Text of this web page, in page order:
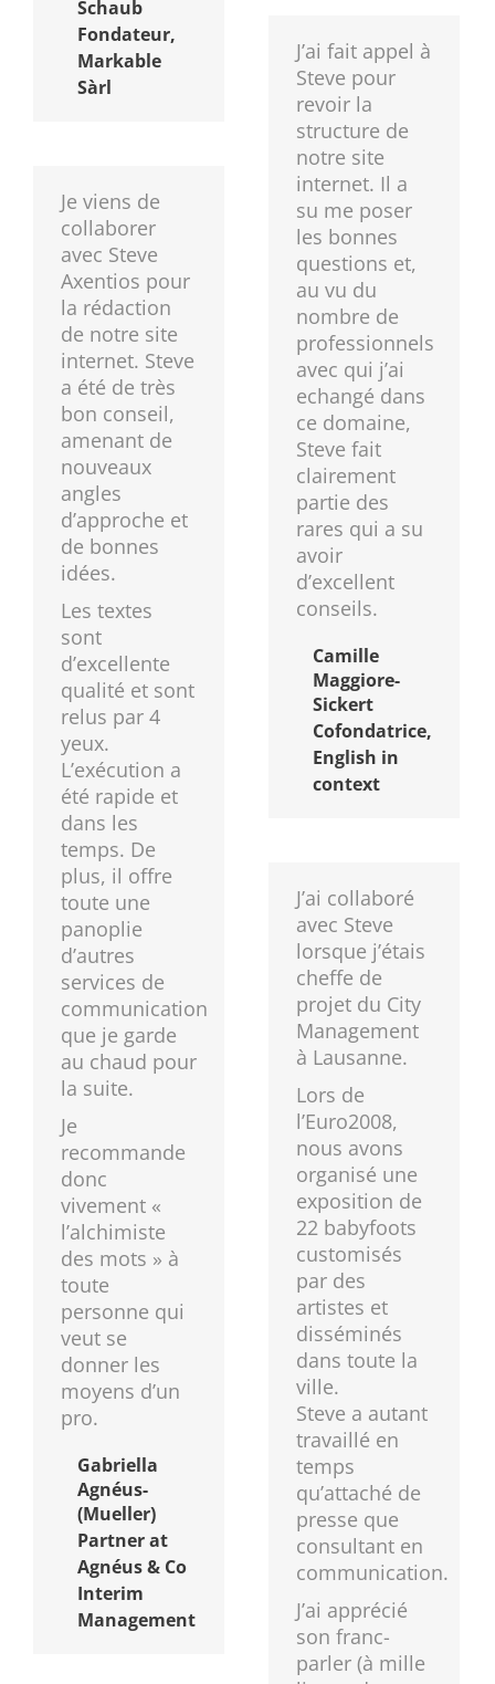
Schaub
Fondateur,
Markable
Sàrl
J’ai fait appel à
Steve pour
revoir la
structure de
notre site
internet. Il a
su me poser
les bonnes
questions et,
au vu du
nombre de
professionnels
avec qui j’ai
echangé dans
ce domaine,
Steve fait
clairement
partie des
rares qui a su
avoir
d’excellent
conseils.
Camille
Maggiore-
Sickert
Cofondatrice,
English in
context
Je viens de
collaborer
avec Steve
Axentios pour
la rédaction
de notre site
internet. Steve
a été de très
bon conseil,
amenant de
nouveaux
angles
d’approche et
de bonnes
idées.
Les textes
sont
d’excellente
qualité et sont
relus par 4
yeux.
L’exécution a
été rapide et
dans les
temps. De
plus, il offre
toute une
panoplie
d’autres
services de
communication
que je garde
au chaud pour
la suite.
Je
recommande
donc
vivement «
l’alchimiste
des mots » à
toute
personne qui
veut se
donner les
moyens d’un
pro.
Gabriella
Agnéus-
(Mueller)
Partner at
Agnéus & Co
Interim
Management
J’ai collaboré
avec Steve
lorsque j’étais
cheffe de
projet du City
Management
à Lausanne.
Lors de
l’Euro2008,
nous avons
organisé une
exposition de
22 babyfoots
customisés
par des
artistes et
disséminés
dans toute la
ville.
Steve a autant
travaillé en
temps
qu’attaché de
presse que
consultant en
communication.
J’ai apprécié
son franc-
parler (à mille